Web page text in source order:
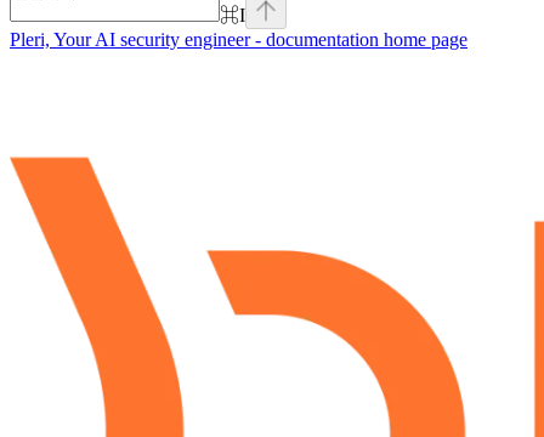
⌘I
Pleri, Your AI security engineer - documentation home page